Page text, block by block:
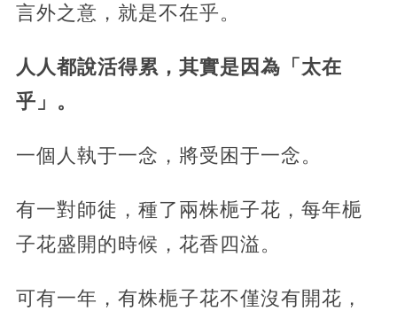
言外之意，就是不在乎。
人人都說活得累，其實是因為「太在
乎」。
一個人執于一念，將受困于一念。
有一對師徒，種了兩株梔子花，每年梔
子花盛開的時候，花香四溢。
可有一年，有株梔子花不僅沒有開花，